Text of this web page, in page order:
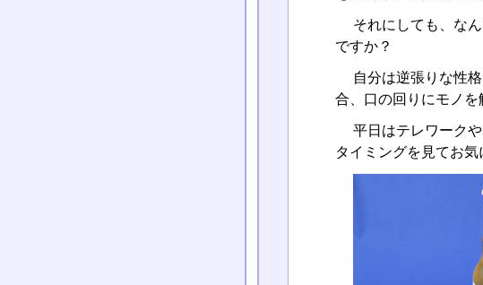
それにしても、な
ですか？
自分は逆張りな性
合、口の回りにモノを
平日はテレワーク
タイミングを見てお気